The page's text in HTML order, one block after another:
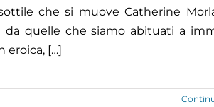
che si muove Catherine
da quelle che siamo abituati a
eroica, […]